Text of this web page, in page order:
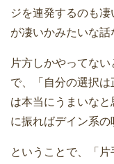
ジを連発するのも
が凄いかみたいな話
片方しかやってな
で、「自分の選択
は本当にうまいな
に振ればデイン系の
ということで、「